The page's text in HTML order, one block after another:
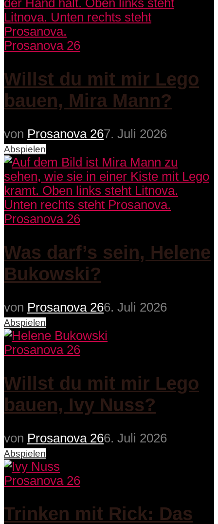
Prosanova 26
Willst du mit mir Lego
bauen, Mira Mann?
von Prosanova 267. Juli 2026
Abspielen
Prosanova 26
Was darf’s sein, Helene
Bukowski?
von Prosanova 266. Juli 2026
Abspielen
Prosanova 26
Willst du mit mir Lego
bauen, Ivy Nuss?
von Prosanova 266. Juli 2026
Abspielen
Prosanova 26
Trinken mit Rick: Das